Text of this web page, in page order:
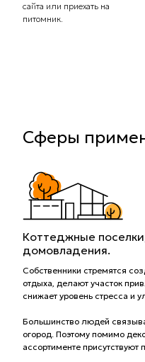
сайта или приехать на
питомник.
Сферы
Коттеджные
домовладения.
Собственники стремятся
отдыха, делают участок
снижает уровень стресса и
Большинство людей
огород. Поэтому помимо
ассортименте